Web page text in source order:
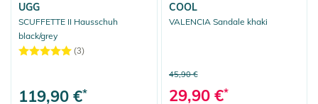
UGG
SCUFFETTE II Hausschuh
black/grey
(3)
119,90 €*
COOL
VALENCIA Sandale khaki
45,90 €
29,90 €*